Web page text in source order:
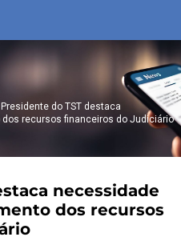
Presidente do TST destaca
recursos financeiros do Judiciário
necessidade
dos recursos